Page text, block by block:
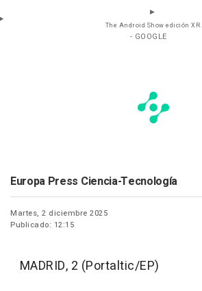
The Android Show edición XR.
- GOOGLE
Europa Press Ciencia-Tecnología
Martes, 2 diciembre 2025
Publicado: 12:15
MADRID, 2 (Portaltic/EP)